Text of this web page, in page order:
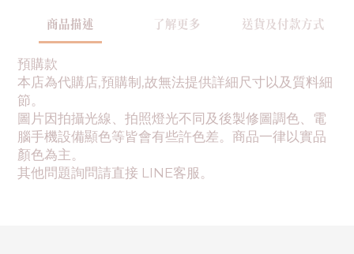
商品描述 了解更多 送貨及付款方式
預購款
本店為代購店,預購制,故無法提供詳細尺寸以及質料細
節。
圖片因拍攝光線、拍照燈光不同及後製修圖調色、電
腦手機設備顯色等皆會有些許色差。商品一律以實品
顏色為主。
其他問題詢問請直接 LINE客服。